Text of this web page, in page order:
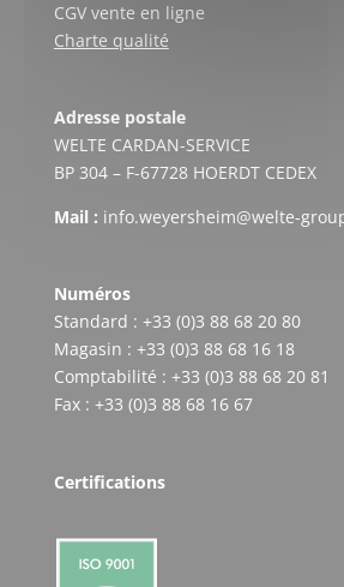
CGV vente en ligne
Charte qualité
Adresse postale
WELTE CARDAN-SERVICE
BP 304 – F-67728 HOERDT CEDEX
Mail : info.weyersheim@welte-
Numéros
Standard : +33 (0)3 88 68 20 80
Magasin : +33 (0)3 88 68 16 18
Comptabilité : +33 (0)3 88 68 20 81
Fax : +33 (0)3 88 68 16 67
Certifications